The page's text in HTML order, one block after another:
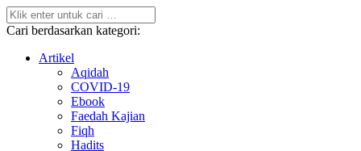
Cari berdasarkan kategori:
Artikel
Aqidah
COVID-19
Ebook
Faedah Kajian
Fiqh
Hadits